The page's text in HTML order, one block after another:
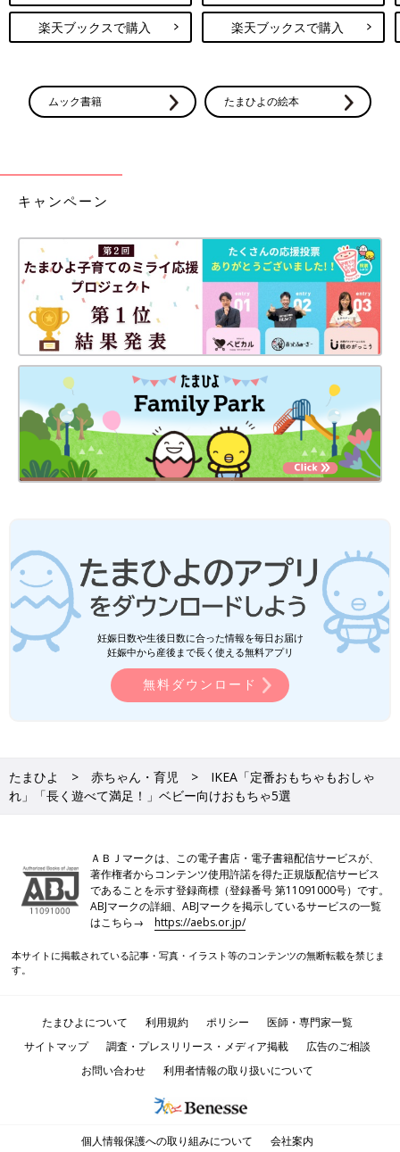
楽天ブックスで購入 楽天ブックスで購入
ムック書籍 たまひよの絵本
キャンペーン
妊娠日数や生後日数に合った情報を毎日お届け
妊娠中から産後まで長く使える無料アプリ
無料ダウンロード
たまひよ 赤ちゃん・育児
IKEA「定番おもちゃもおしゃ
れ」「長く遊べて満足！」ベビー向けおもちゃ5選
ＡＢＪマークは、この電子書店・電子書籍配信サービスが、
著作権者からコンテンツ使用許諾を得た正規版配信サービス
であることを示す登録商標（登録番号 第11091000号）です。
ABJマークの詳細、ABJマークを掲示しているサービスの一覧
はこちら→https://aebs.or.jp/
本サイトに掲載されている記事・写真・イラスト等のコンテンツの無断転載を禁じま
す。
たまひよについて 利用規約 ポリシー
医師・専門家一覧
サイトマップ
調査・プレスリリース・メディア掲載
広告のご相談
お問い合わせ
利用者情報の取り扱いについて
個人情報保護への取り組みについて 会社案内